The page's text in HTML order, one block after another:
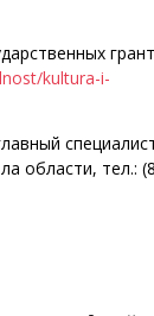
kultura-i-
области, тел.: